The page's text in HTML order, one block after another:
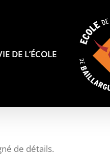
DE L’ÉCOLE
de détails.